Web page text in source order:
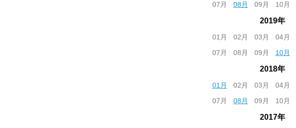
07月
08月 09月 10月
2019年
01月 02月 03月 04月
07月
08月 09月 10月
2018年
01月 02月 03月 04月
07月
08月 09月 10月
2017年